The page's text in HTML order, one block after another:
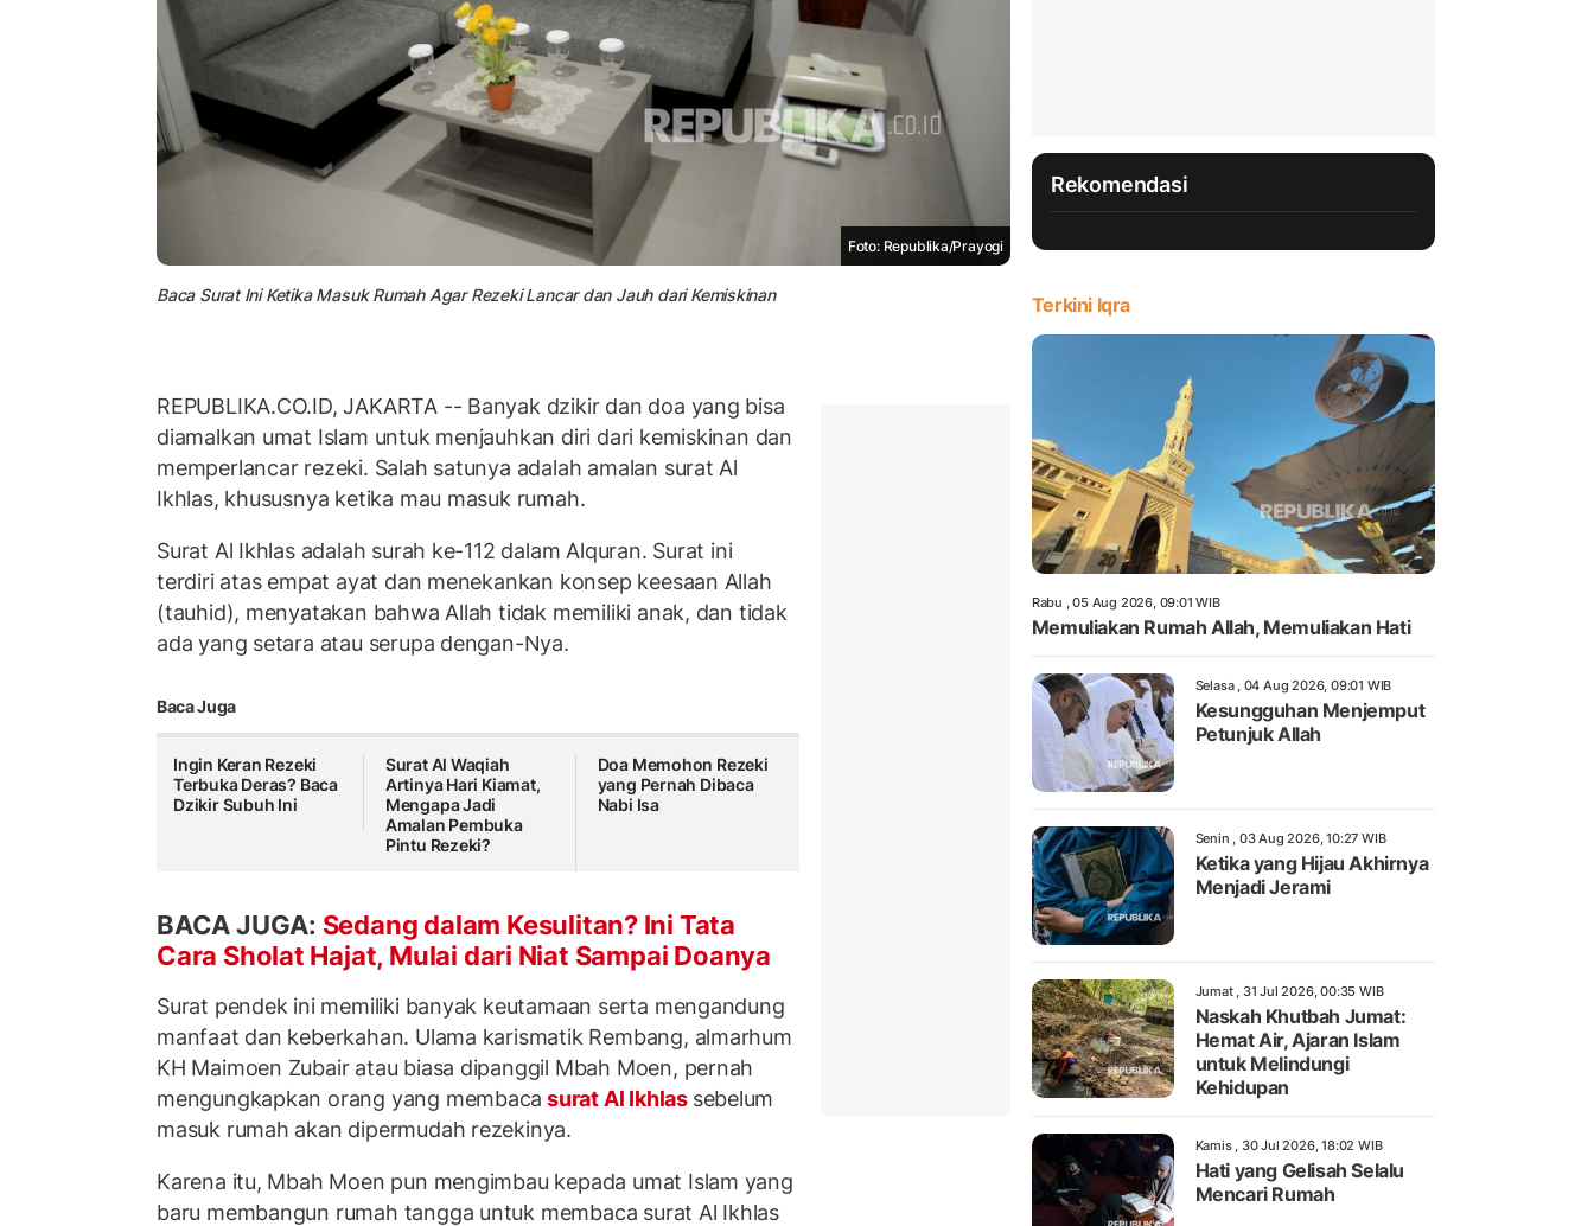
Foto: Republika/Prayogi
Baca Surat Ini Ketika Masuk Rumah Agar Rezeki Lancar dan Jauh dari Kemiskinan
REPUBLIKA.CO.ID, JAKARTA -- Banyak dzikir dan doa yang bisa
diamalkan umat Islam untuk menjauhkan diri dari kemiskinan dan
memperlancar rezeki. Salah satunya adalah amalan surat Al
Ikhlas, khususnya ketika mau masuk rumah.
Surat Al Ikhlas adalah surah ke-112 dalam Alquran. Surat ini
terdiri atas empat ayat dan menekankan konsep keesaan Allah
(tauhid), menyatakan bahwa Allah tidak memiliki anak, dan tidak
ada yang setara atau serupa dengan-Nya.
Baca Juga
Ingin Keran Rezeki
Terbuka Deras? Baca
Dzikir Subuh Ini
Surat Al Waqiah
Artinya Hari Kiamat,
Mengapa Jadi
Amalan Pembuka
Pintu Rezeki?
Doa Memohon Rezeki
yang Pernah Dibaca
Nabi Isa
BACA JUGA: Sedang dalam Kesulitan? Ini Tata
Cara Sholat Hajat, Mulai dari Niat Sampai Doanya
Surat pendek ini memiliki banyak keutamaan serta mengandung
manfaat dan keberkahan. Ulama karismatik Rembang, almarhum
KH Maimoen Zubair atau biasa dipanggil Mbah Moen, pernah
mengungkapkan orang yang membaca surat Al Ikhlas sebelum
masuk rumah akan dipermudah rezekinya.
Karena itu, Mbah Moen pun mengimbau kepada umat Islam yang
baru membangun rumah tangga untuk membaca surat Al Ikhlas
Rekomendasi
Terkini Iqra
Rabu , 05 Aug 2026, 09:01 WIB
Memuliakan Rumah Allah, Memuliakan Hati
Selasa , 04 Aug 2026, 09:01 WIB
Kesungguhan Menjemput
Petunjuk Allah
Senin , 03 Aug 2026, 10:27 WIB
Ketika yang Hijau Akhirnya
Menjadi Jerami
Jumat , 31 Jul 2026, 00:35 WIB
Naskah Khutbah Jumat:
Hemat Air, Ajaran Islam
untuk Melindungi
Kehidupan
Kamis , 30 Jul 2026, 18:02 WIB
Hati yang Gelisah Selalu
Mencari Rumah